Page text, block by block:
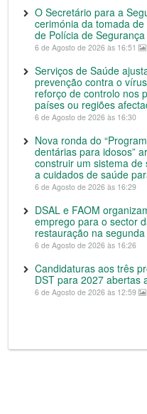
O Secretário para a
cerimónia da tomada
de Polícia de
6 de Agosto de 2026 às 16:51
Serviços de Saúde
prevenção contra o
reforço de controlo nos
países ou regiões
6 de Agosto de 2026 às 16:30
Nova ronda do
dentárias para idosos”
construir um sistema de
a cuidados de saúde
6 de Agosto de 2026 às 16:29
DSAL e FAOM
emprego para o sector
restauração na
6 de Agosto de 2026 às 16:26
Candidaturas aos três
DST para 2027 abertas
6 de Agosto de 2026 às 12:59